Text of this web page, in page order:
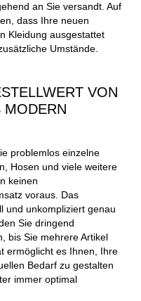
an Sie versandt. Auf
dass Ihre neuen
Kleidung ausgestattet
Umstände.
VON
MODERN
problemlos einzelne
Hosen und viele weitere
keinen
voraus. Das
und unkompliziert genau
Sie dringend
bis Sie mehrere Artikel
ermöglicht es Ihnen, Ihre
Bedarf zu gestalten
immer optimal